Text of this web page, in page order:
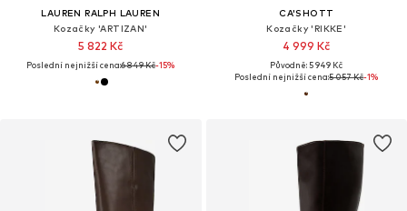
LAUREN RALPH LAUREN
Kozačky 'ARTIZAN'
5 822 Kč
Poslední nejnižší cena:6 849 Kč-15%
CA'SHOTT
Kozačky 'RIKKE'
4 999 Kč
Původně: 5 949 Kč
Poslední nejnižší cena:5 057 Kč-1%